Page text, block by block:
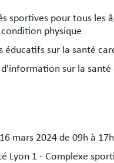
sportives pour tous les
physique
éducatifs sur la santé
d'information sur la
mars 2024 de 09h à 17h
Lyon 1 - Complexe